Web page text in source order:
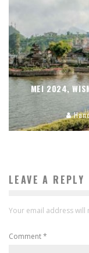
MEI 2024,
LEAVE A REPLY
Your email address will
Comment*